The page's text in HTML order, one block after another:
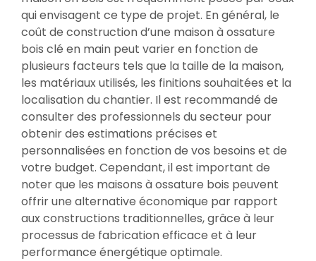
qui envisagent ce type de projet. En général, le
coût de construction d’une maison à ossature
bois clé en main peut varier en fonction de
plusieurs facteurs tels que la taille de la maison,
les matériaux utilisés, les finitions souhaitées et la
localisation du chantier. Il est recommandé de
consulter des professionnels du secteur pour
obtenir des estimations précises et
personnalisées en fonction de vos besoins et de
votre budget. Cependant, il est important de
noter que les maisons à ossature bois peuvent
offrir une alternative économique par rapport
aux constructions traditionnelles, grâce à leur
processus de fabrication efficace et à leur
performance énergétique optimale.